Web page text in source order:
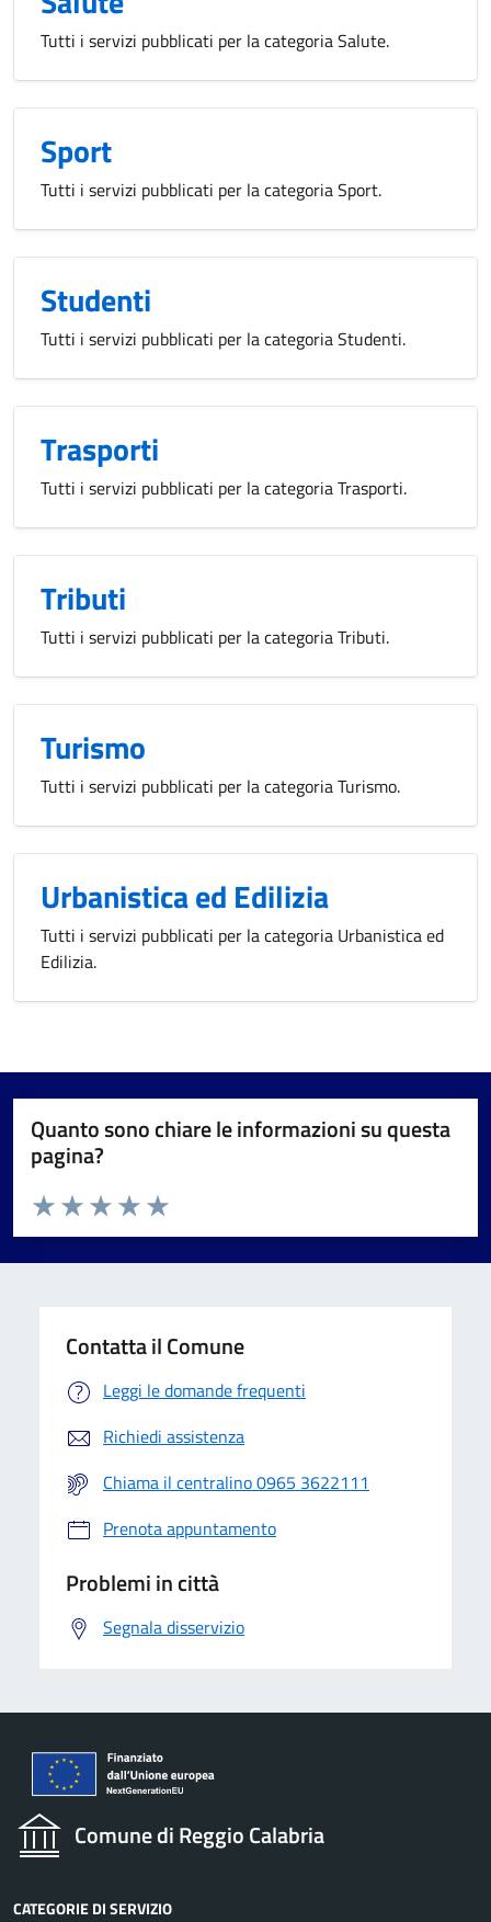
Tutti i servizi pubblicati per la categoria Salute.
Sport
Tutti i servizi pubblicati per la categoria Sport.
Studenti
Tutti i servizi pubblicati per la categoria Studenti.
Trasporti
Tutti i servizi pubblicati per la categoria Trasporti.
Tributi
Tutti i servizi pubblicati per la categoria Tributi.
Turismo
Tutti i servizi pubblicati per la categoria Turismo.
Urbanistica ed Edilizia
Tutti i servizi pubblicati per la categoria Urbanistica ed
Edilizia.
Quanto sono chiare le informazioni su questa
pagina?
Valuta da 1 a 5 stelle la pagina
Valuta 5 stelle su 5
Valuta 4 stelle su 5
Valuta 3 stelle su 5
Valuta 2 stelle su 5
Valuta 1 stelle su 5
Contatta il Comune
Leggi le domande frequenti
Richiedi assistenza
Chiama il centralino 0965 3622111
Prenota appuntamento
Problemi in città
Segnala disservizio
Comune di Reggio Calabria
CATEGORIE DI SERVIZIO